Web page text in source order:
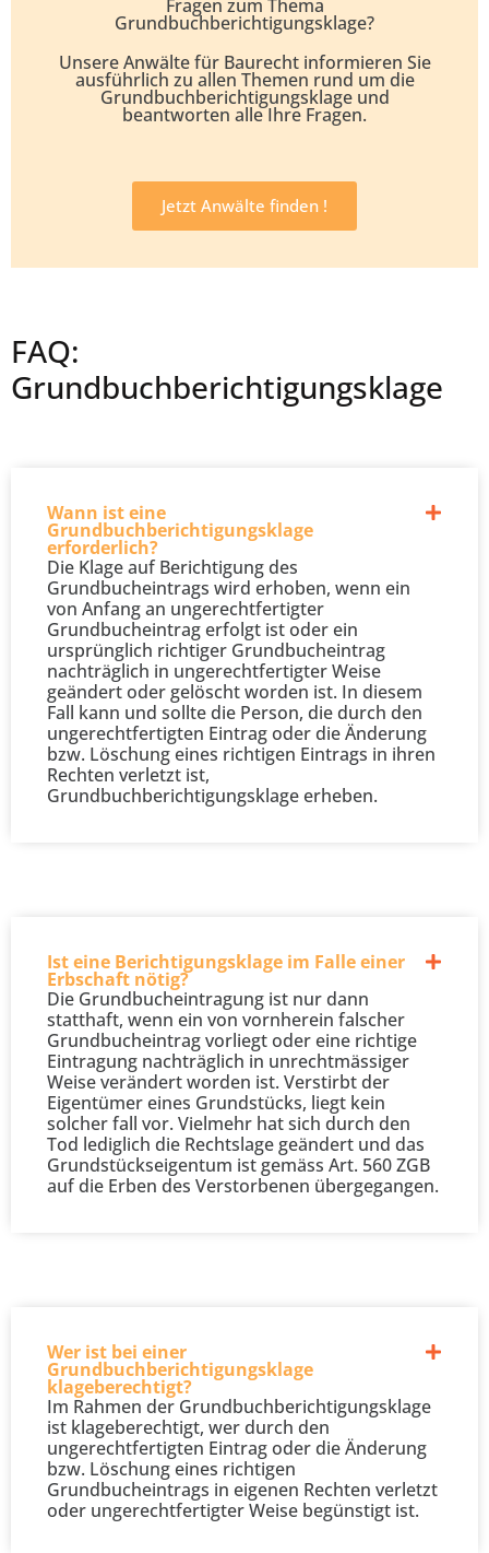
Fragen zum Thema
Grundbuchberichtigungsklage?
Unsere Anwälte für Baurecht informieren Sie
ausführlich zu allen Themen rund um die
Grundbuchberichtigungsklage und
beantworten alle Ihre Fragen.
Jetzt Anwälte finden !
FAQ:
Grundbuchberichtigungsklage
Wann ist eine
Grundbuchberichtigungsklage
erforderlich?
Die Klage auf Berichtigung des
Grundbucheintrags wird erhoben, wenn ein
von Anfang an ungerechtfertigter
Grundbucheintrag erfolgt ist oder ein
ursprünglich richtiger Grundbucheintrag
nachträglich in ungerechtfertigter Weise
geändert oder gelöscht worden ist. In diesem
Fall kann und sollte die Person, die durch den
ungerechtfertigten Eintrag oder die Änderung
bzw. Löschung eines richtigen Eintrags in ihren
Rechten verletzt ist,
Grundbuchberichtigungsklage erheben.
Ist eine Berichtigungsklage im Falle einer
Erbschaft nötig?
Die Grundbucheintragung ist nur dann
statthaft, wenn ein von vornherein falscher
Grundbucheintrag vorliegt oder eine richtige
Eintragung nachträglich in unrechtmässiger
Weise verändert worden ist. Verstirbt der
Eigentümer eines Grundstücks, liegt kein
solcher fall vor. Vielmehr hat sich durch den
Tod lediglich die Rechtslage geändert und das
Grundstückseigentum ist gemäss Art. 560 ZGB
auf die Erben des Verstorbenen übergegangen.
Wer ist bei einer
Grundbuchberichtigungsklage
klageberechtigt?
Im Rahmen der Grundbuchberichtigungsklage
ist klageberechtigt, wer durch den
ungerechtfertigten Eintrag oder die Änderung
bzw. Löschung eines richtigen
Grundbucheintrags in eigenen Rechten verletzt
oder ungerechtfertigter Weise begünstigt ist.